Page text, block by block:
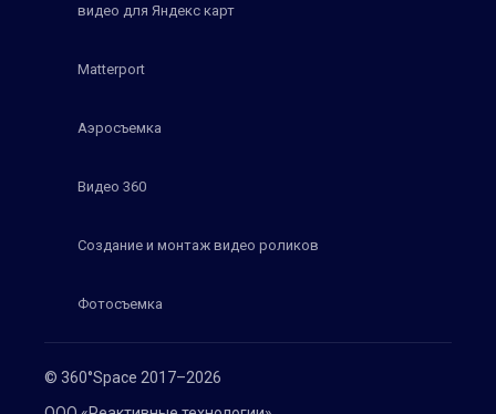
© 360°Space 2017–2026
видео для Яндекс карт
Matterport
Аэросъемка
Видео 360
Создание и монтаж видео роликов
Фотосъемка